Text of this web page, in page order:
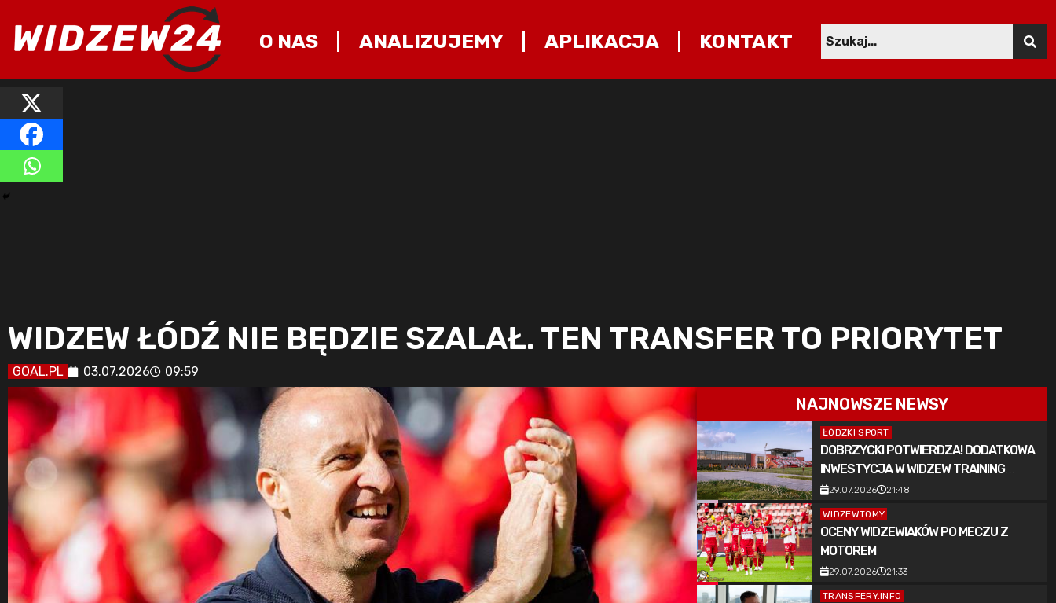
O NAS ANALIZUJEMY APLIKACJA KONTAKT
WIDZEW ŁÓDŹ NIE BĘDZIE SZALAŁ. TEN TRANSFER TO PRIORYTET
GOAL.PL 03.07.2026 09:59
NAJNOWSZE NEWSY
ŁÓDZKI SPORT
DOBRZYCKI POTWIERDZA! DODATKOWA
INWESTYCJA W WIDZEW TRAINING
CENTER
29.07.2026 21:48
WIDZEWTOMY
OCENY WIDZEWIAKÓW PO MECZU Z
MOTOREM
29.07.2026 21:33
TRANSFERY.INFO